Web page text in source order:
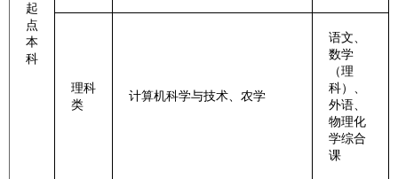
起
点
本
科
理科
类
计算机科学与技术、农学
语文、
数学
（理
科）、
外语、
物理化
学综合
课